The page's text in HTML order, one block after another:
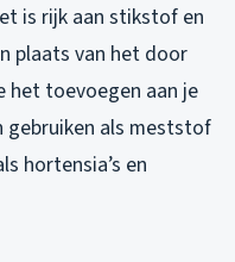
is rijk aan stikstof en
plaats van het door
het toevoegen aan je
als meststof
hortensia’s en